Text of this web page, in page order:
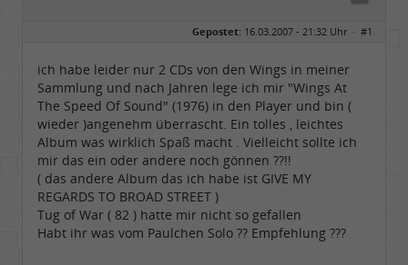
Gepostet: 16.03.2007 - 21:32 Uhr · #1
ich habe leider nur 2 CDs von den Wings in meiner
Sammlung und nach Jahren lege ich mir "Wings At
The Speed Of Sound" (1976) in den Player und bin (
wieder )angenehm überrascht. Ein tolles , leichtes
Album was wirklich Spaß macht . Vielleicht sollte ich
mir das ein oder andere noch gönnen ??!!
( das andere Album das ich habe ist GIVE MY
REGARDS TO BROAD STREET )
Tug of War ( 82 ) hatte mir nicht so gefallen
Habt ihr was vom Paulchen Solo ?? Empfehlung ???